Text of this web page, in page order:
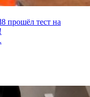
прошёл тест на